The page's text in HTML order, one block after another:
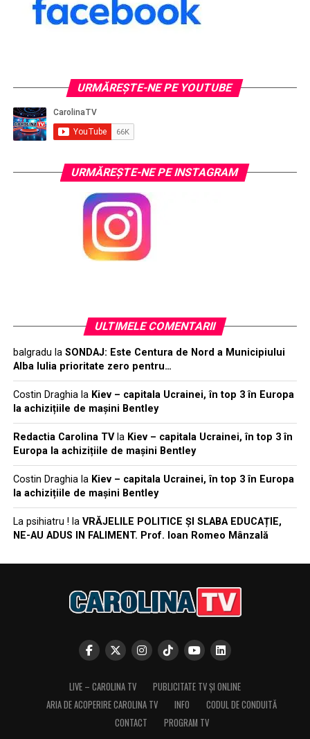
URMĂREŞTE-NE PE YOUTUBE
URMĂREŞTE-NE PE INSTAGRAM
ULTIMELE COMENTARII
balgradu la SONDAJ: Este Centura de Nord a Municipiului
Alba Iulia prioritate zero pentru…
Costin Draghiala Kiev – capitala Ucrainei, în top 3 în Europa
la achizițiile de mașini Bentley
Redactia Carolina TVla Kiev – capitala Ucrainei, în top 3 în
Europa la achizițiile de mașini Bentley
Costin Draghiala Kiev – capitala Ucrainei, în top 3 în Europa
la achizițiile de mașini Bentley
La psihiatru ! la VRĂJELILE POLITICE ȘI SLABA EDUCAȚIE,
NE-AU ADUS IN FALIMENT. Prof. Ioan Romeo Mânzală
LIVE – CAROLINA TV
PUBLICITATE TV ȘI ONLINE
ARIA DE ACOPERIRE CAROLINA TV
INFO
CODUL DE CONDUITĂ
CONTACT
PROGRAM TV